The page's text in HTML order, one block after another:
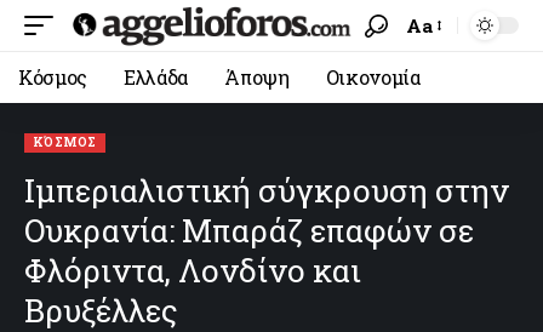
Aa
Κόσμος Ελλάδα Άποψη Οικονομία
ΚΌΣΜΟΣ
Ιμπεριαλιστική σύγκρουση στην
Ουκρανία: Μπαράζ επαφών σε
Φλόριντα, Λονδίνο και
Βρυξέλλες